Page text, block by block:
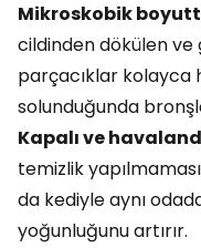
Mikroskobik
cildinden dökülen
parçacıklar kolayca
solunduğunda
Kapalı ve
temizlik
da kediyle aynı
yoğunluğunu artırır.